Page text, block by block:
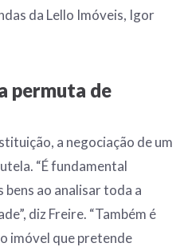
da Lello Imóveis, Igor
permuta de
a negociação de um
“É fundamental
ao analisar toda a
diz Freire. “Também é
imóvel que pretende